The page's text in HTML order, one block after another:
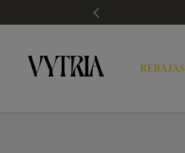
REBAJAS